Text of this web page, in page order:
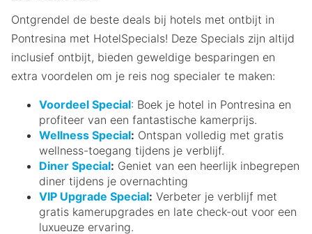
Ontgrendel de beste deals bij hotels met ontbijt in
Pontresina met HotelSpecials! Deze Specials zijn altijd
inclusief ontbijt, bieden geweldige besparingen en
extra voordelen om je reis nog specialer te maken:
Voordeel Special: Boek je hotel in Pontresina en
profiteer van een fantastische kamerprijs.
Wellness Special: Ontspan volledig met gratis
wellness-toegang tijdens je verblijf.
Diner Special: Geniet van een heerlijk inbegrepen
diner tijdens je overnachting
VIP Upgrade Special: Verbeter je verblijf met
gratis kamerupgrades en late check-out voor een
luxueuze ervaring.